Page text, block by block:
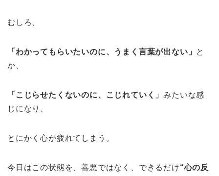
むしろ、
「わかってもらいたいのに、うまく言葉が出ない」 と
か、
「こじらせたくないのに、こじれていく」みたいな感
じになり、
とにかく心が疲れてしまう。
今日はこの状態を、善悪ではなく、できるだけ“心の反